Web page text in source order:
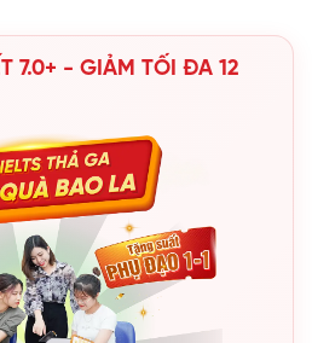
7.0+ - GIẢM TỐI ĐA 12